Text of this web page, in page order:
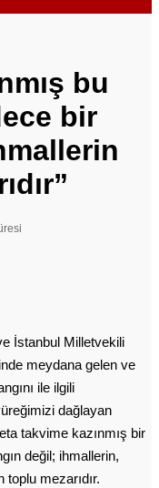
bu
bir
İstanbul Milletvekili
meydana gelen ve
ile ilgili
dağlayan
takvime kazınmış bir
değil; ihmallerin,
toplu mezarıdır.